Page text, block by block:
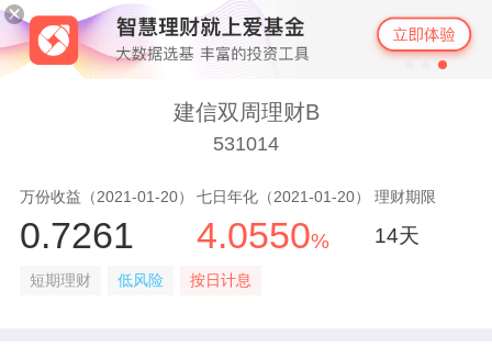
建信双周理财B
531014
万份收益（2021-01-20）
0.7261
七日年化（2021-01-20）
4.0550%
理财期限
14天
短期理财 低风险 按日计息